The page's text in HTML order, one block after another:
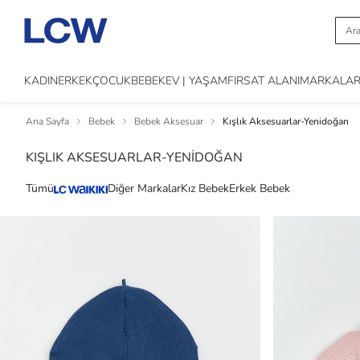
KADINERKEKÇOCUKBEBEKEV | YAŞAMFIRSAT ALANIMARKALAR
Ana Sayfa Bebek Bebek Aksesuar Kışlık Aksesuarlar-Yenidoğan
KIŞLIK AKSESUARLAR-YENİDOĞAN
Tümü Diğer MarkalarKız BebekErkek Bebek